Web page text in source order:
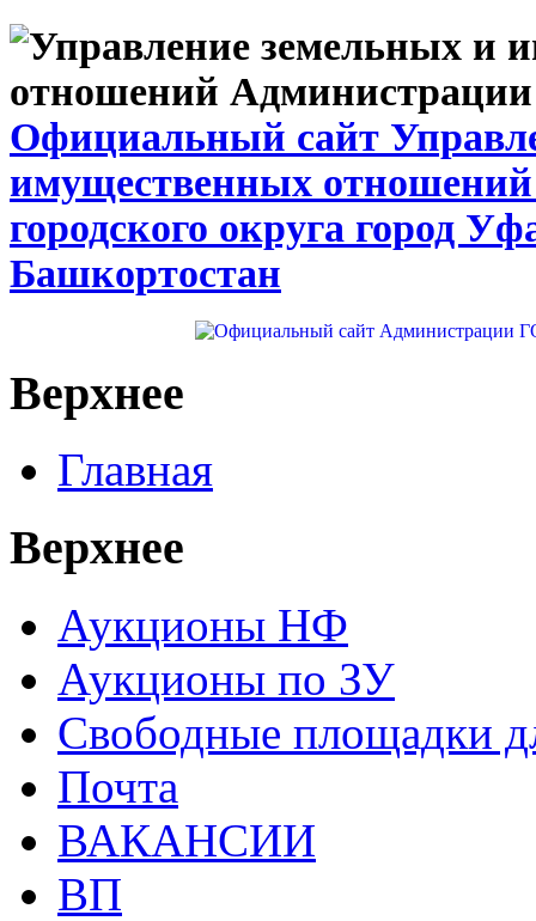
Официальный сайт
имущественных
городского округа город
Башкортостан
Верхнее
Главная
Верхнее
Аукционы НФ
Аукционы по ЗУ
Свободные площадки
Почта
ВАКАНСИИ
ВП